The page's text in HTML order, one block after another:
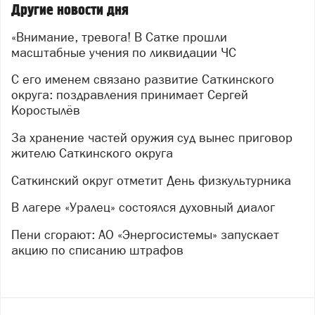
администрации округа детально осмотрели
оборудование, пообщались с участниками и оценили
их готовность к работе в экстремальных условиях.
После условного сигнала тревоги оперативно
развернули штаб ликвидации ЧС. Полиция взяла под
контроль периметр и оцепила «опасную» территорию.
Специалисты управления ГОиЧС начали обход
жителей, разъясняя порядок действий в
чрезвычайной ситуации.
Особое внимание уделили тем, кто особенно
нуждается в помощи: маломобильных граждан
эвакуировала бригада скорой помощи. Для людей,
развёрнут пункт горячего питания — так проверили
не только оперативность служб, но и организацию
Другие новости дня
«Внимание, тревога! В Сатке прошли
масштабные учения по ликвидации ЧС
С его именем связано развитие Саткинского
округа: поздравления принимает Сергей
Коростылёв
За хранение частей оружия суд вынес приговор
жителю Саткинского округа
Саткинский округ отметит День физкультурника
В лагере «Уралец» состоялся духовный диалог
Пени сгорают: АО «Энергосистемы» запускает
акцию по списанию штрафов